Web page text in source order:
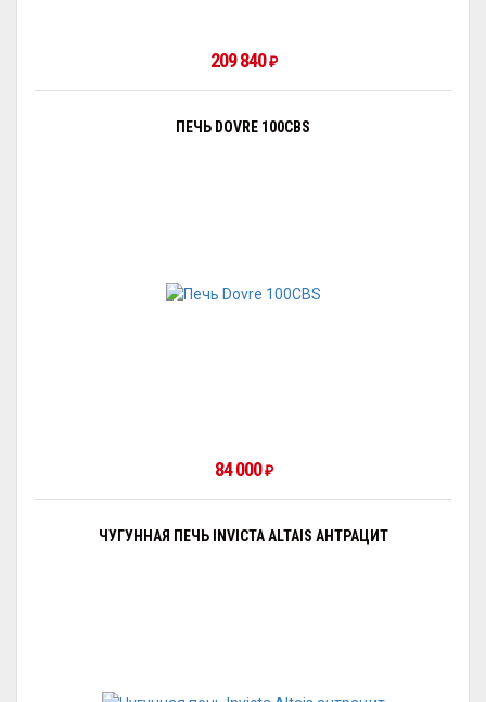
209 840₽
ПЕЧЬ DOVRE 100CBS
84 000₽
ЧУГУННАЯ ПЕЧЬ INVICTA ALTAIS АНТРАЦИТ